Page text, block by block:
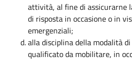
attività, al fine di assicurarne
di risposta in occasione o in
emergenziali;
alla disciplina della modalità
qualificato da mobilitare, in